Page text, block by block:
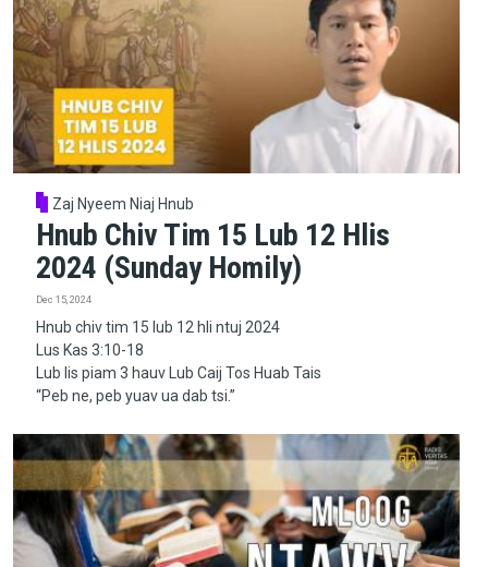
Zaj Nyeem Niaj Hnub
Hnub Chiv Tim 15 Lub 12 Hlis
2024 (Sunday Homily)
Dec 15, 2024
Hnub chiv tim 15 lub 12 hli ntuj 2024
Lus Kas 3:10-18
Lub lis piam 3 hauv Lub Caij Tos Huab Tais
“Peb ne, peb yuav ua dab tsi.”